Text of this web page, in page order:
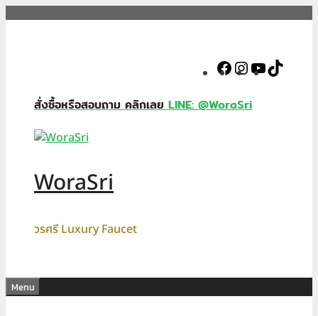
Facebook
Instagram
YouTube
สั่งซื้อหรือสอบถาม คลิกเลยLINE: @WoraSri
WoraSri
วรศรี Luxury Faucet
Menu